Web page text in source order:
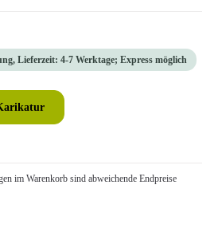
Lieferzeit: 4-7 Werktage; Express möglich
im Warenkorb sind abweichende Endpreise